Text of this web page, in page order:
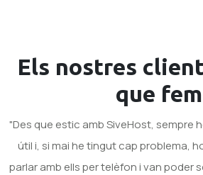
Els nostres
que fem
"Des que estic amb SiveHost, sempre
útil i, si mai he tingut cap problema,
parlar amb ells per telèfon i van poder